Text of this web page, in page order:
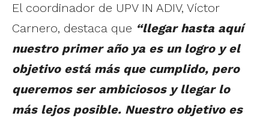
El coordinador de UPV IN ADIV, Víctor
Carnero, destaca que “llegar hasta aquí
nuestro primer año ya es un logro y el
objetivo está más que cumplido, pero
queremos ser ambiciosos y llegar lo
más lejos posible. Nuestro objetivo es